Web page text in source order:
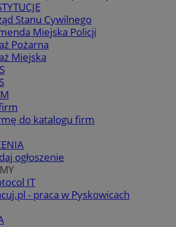
Stanu Cywilnego
Miejska Policji
Pożarna
Miejska
do katalogu firm
ogłoszenie
IT
- praca w Pyskowicach